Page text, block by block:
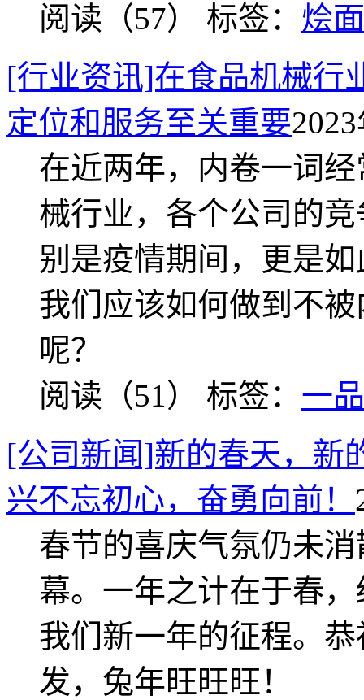
阅读（57） 标签： 烩
[行业资讯]在食品机械行
定位和服务至关重要
在近两年，内卷一词
械行业，各个公司的
别是疫情期间，更是
我们应该如何做到不
呢？
阅读（51） 标签： 一
[公司新闻]新的春天，新
兴不忘初心，奋勇向前！
春节的喜庆气氛仍未
幕。一年之计在于春
我们新一年的征程。
发，兔年旺旺旺！